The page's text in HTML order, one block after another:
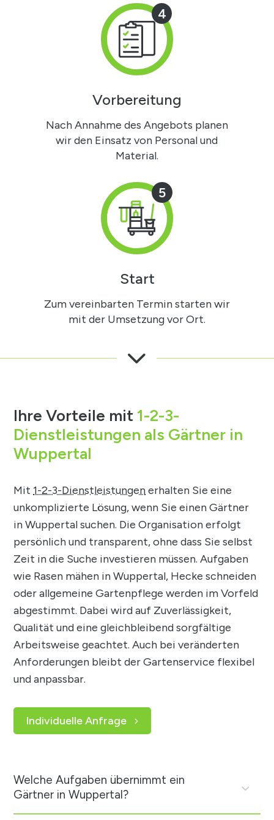
4
Vorbereitung
Nach Annahme des Angebots planen
wir den Einsatz von Personal und
Material.
5
Start
Zum vereinbarten Termin starten wir
mit der Umsetzung vor Ort.
3
Ihre Vorteile mit 1-2-3-
Dienstleistungen als Gärtner in
Wuppertal
Mit1-2-3-Dienstleistungenerhalten Sie eine
unkomplizierte Lösung, wenn Sie einen Gärtner
in Wuppertal suchen. Die Organisation erfolgt
persönlich und transparent, ohne dass Sie selbst
Zeit in die Suche investieren müssen. Aufgaben
wie Rasen mähen in Wuppertal, Hecke schneiden
oder allgemeine Gartenpflege werden im Vorfeld
abgestimmt. Dabei wird auf Zuverlässigkeit,
Qualität und eine gleichbleibend sorgfältige
Arbeitsweise geachtet. Auch bei veränderten
Anforderungen bleibt der Gartenservice flexibel
und anpassbar.
Individuelle Anfrage
Welche Aufgaben übernimmt ein
Gärtner in Wuppertal?